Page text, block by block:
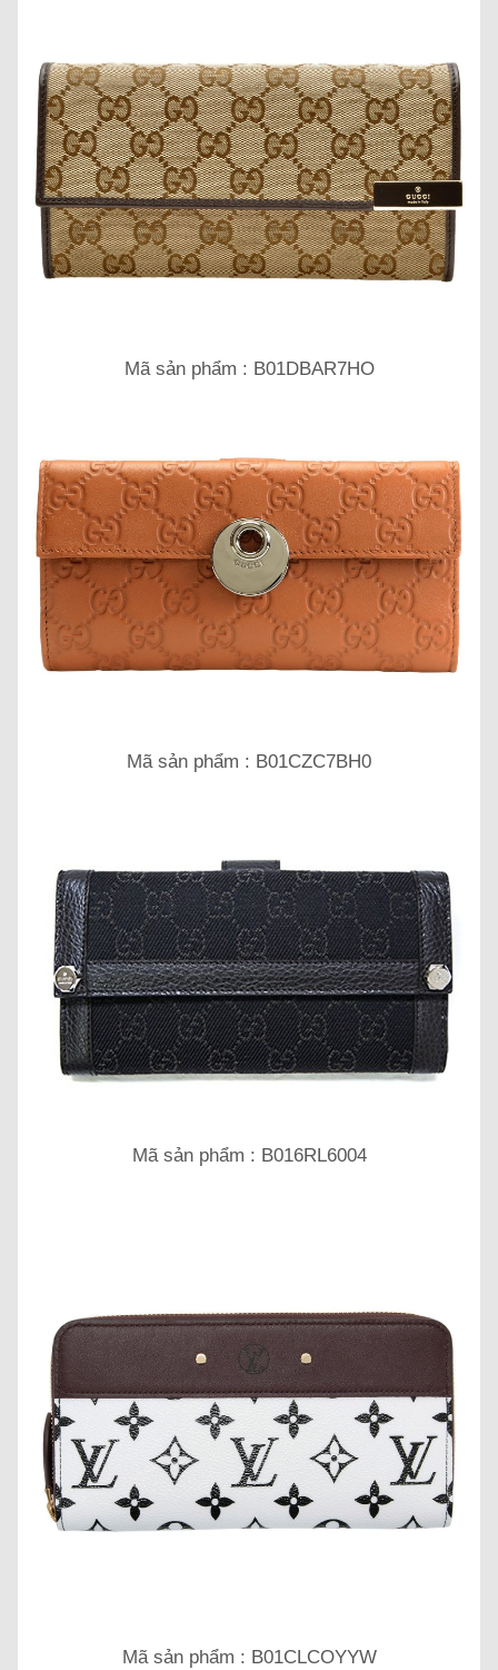
Mã sản phẩm : B01DBAR7HO
Mã sản phẩm : B01CZC7BH0
Mã sản phẩm : B016RL6004
Mã sản phẩm : B01CLCOYYW